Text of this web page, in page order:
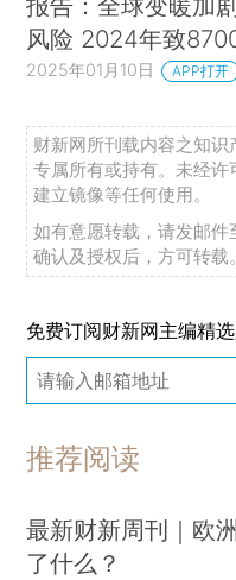
风险 2024年致
2025年01月10日 APP打开
财新网所刊载内容之知
专属所有或持有。未经许
建立镜像等任何使用。
如有意愿转载，请发邮件
确认及授权后，方可转载。
免费订阅财新网主编精
推荐阅读
最新财新周刊｜欧
了什么？